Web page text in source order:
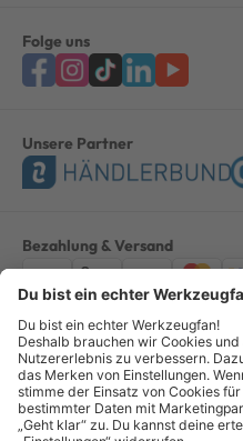
Folge uns
Unsere Partner
Bezahlung & Versand
ImpressumAGBDatenschutz
Alle Preise verstehen sich inkl. ges.
Deutschlands, bei
© Copyright 2026 GOTOOLS